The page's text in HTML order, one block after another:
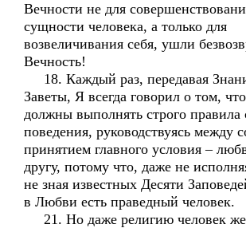
Вечности не для
сущности человека, а только для
возвеличивания себя, ушли
Вечность!
18. Каждый раз, передавая
Заветы, Я всегда говорил о том,
должны выполнять строго правила
поведения, руководствуясь между
принятием главного условия –
другу, потому что, даже не
не зная известных Десяти
в Любви есть праведный человек.
21. Но даже религию человек